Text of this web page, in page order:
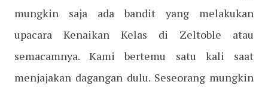
mungkin saja ada bandit yang melakukan
upacara Kenaikan Kelas di Zeltoble atau
semacamnya. Kami bertemu satu kali saat
menjajakan dagangan dulu. Seseorang mungkin